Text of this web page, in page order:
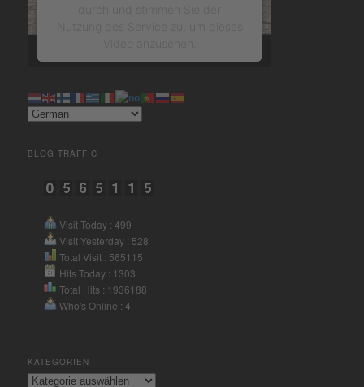
Mehr Informationen
Consent Management Platform
eRecht24
BLOG TRAFFIC
Visit Today : 499
Visit Yesterday : 528
Total Visit : 565115
Hits Today : 1303
Total Hits : 1936188
Who's Online : 4
KATEGORIEN
Kategorien